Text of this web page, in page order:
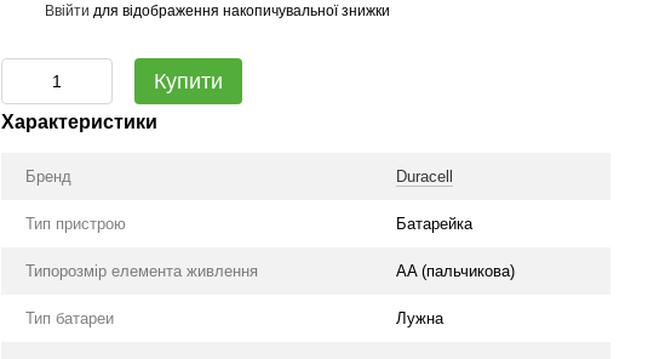
Ввійти для відображення накопичувальної знижки
Купити
Характеристики
Бренд Duracell
Тип пристрою Батарейка
Типорозмір елемента живлення AA (пальчикова)
Тип батареи Лужна